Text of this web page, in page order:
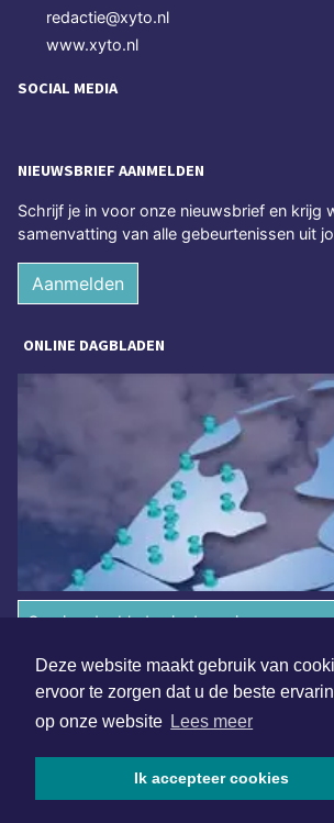
Deze website maakt gebruik van
ervoor te zorgen dat u de beste
op onze website Lees meer
Ik accepteer cookies
redactie@xyto.nl
www.xyto.nl
SOCIAL MEDIA
NIEUWSBRIEF AANMELDEN
Schrijf je in voor onze nieuwsbrief en krijg
samenvatting van alle gebeurtenissen uit
Aanmelden
ONLINE DAGBLADEN
Overige dagbladen in de regio
Copyright (c) 2026 |
Algemene voorwaarden
Disclaimer